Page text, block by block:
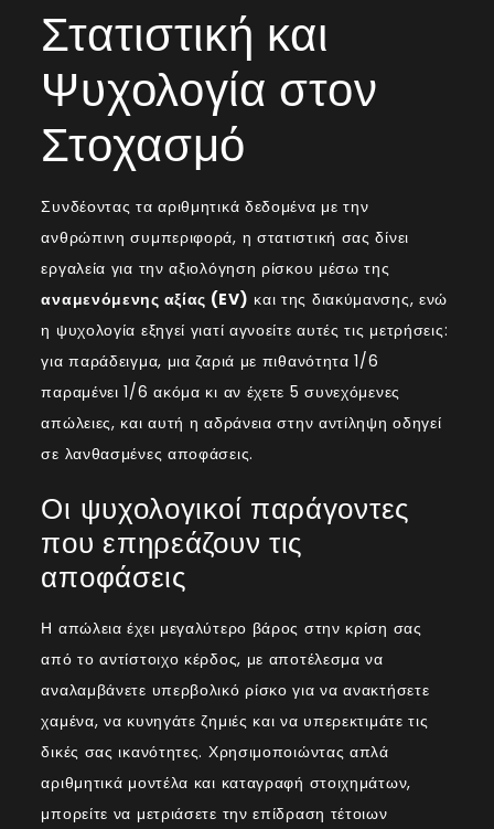
Στατιστική και
Ψυχολογία στον
Στοχασμό
Συνδέοντας τα αριθμητικά δεδομένα με την
ανθρώπινη συμπεριφορά, η στατιστική σας δίνει
εργαλεία για την αξιολόγηση ρίσκου μέσω της
αναμενόμενης αξίας (EV) και της διακύμανσης, ενώ
η ψυχολογία εξηγεί γιατί αγνοείτε αυτές τις μετρήσεις:
για παράδειγμα, μια ζαριά με πιθανότητα 1/6
παραμένει 1/6 ακόμα κι αν έχετε 5 συνεχόμενες
απώλειες, και αυτή η αδράνεια στην αντίληψη οδηγεί
σε λανθασμένες αποφάσεις.
Οι ψυχολογικοί παράγοντες
που επηρεάζουν τις
αποφάσεις
Η απώλεια έχει μεγαλύτερο βάρος στην κρίση σας
από το αντίστοιχο κέρδος, με αποτέλεσμα να
αναλαμβάνετε υπερβολικό ρίσκο για να ανακτήσετε
χαμένα, να κυνηγάτε ζημιές και να υπερεκτιμάτε τις
δικές σας ικανότητες. Χρησιμοποιώντας απλά
αριθμητικά μοντέλα και καταγραφή στοιχημάτων,
μπορείτε να μετριάσετε την επίδραση τέτοιων